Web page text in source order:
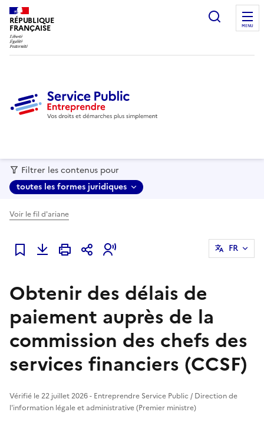
RÉPUBLIQUE
FRANÇAISE MENU
Filtrer les contenus pour
toutes les formes juridiques
Voir le fil d'ariane
Ajouter à mes favoris
FR
Obtenir des délais de
paiement auprès de la
commission des chefs des
services financiers (CCSF)
Vérifié le 22 juillet 2026 - Entreprendre Service Public / Direction de
l'information légale et administrative (Premier ministre)